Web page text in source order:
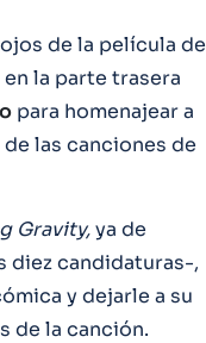
de la película de
la parte trasera
para homenajear a
de las canciones de
Gravity,ya de
diez candidaturas-,
y dejarle a su
de la canción.